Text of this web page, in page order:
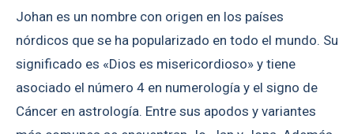
Johan es un nombre con origen en los países
nórdicos que se ha popularizado en todo el mundo. Su
significado es «Dios es misericordioso» y tiene
asociado el número 4 en numerología y el signo de
Cáncer en astrología. Entre sus apodos y variantes